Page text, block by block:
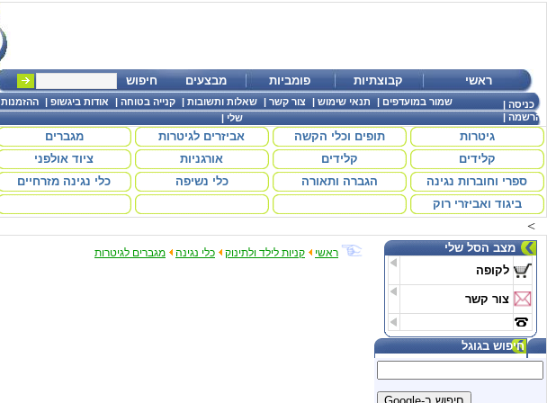
חיפוש מבצעים פומביות קבוצתיות ראשי
שמור במועדפים | תנאי שימוש | צור קשר | שאלות ותשובות | קנייה בטוחה | אודות ביגשופ |
ההזמנות
שלי|
כניסה |
הרשמה|
גיטרות תופים וכלי הקשה אביזרים לגיטרות מגברים
קלידים
קלידים אורגניות ציוד אולפני
ספרי וחוברות נגינה
הגברה ותאורה כלי נשיפה כלי נגינה מזרחיים
ביגוד ואביזרי רוק
<
ראשי קניות לילד ולתינוק כלי נגינה מגברים לגיטרות
מצב הסל שלי
לקופה
צור קשר
חיפוש בגוגל